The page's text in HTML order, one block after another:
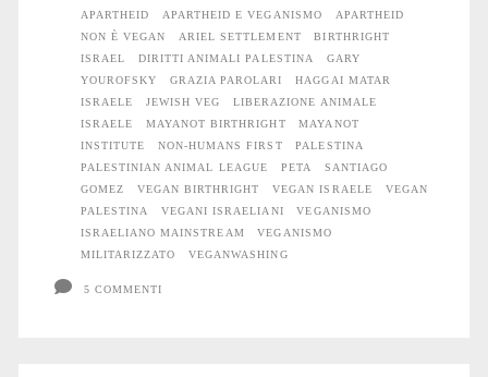
APARTHEID
APARTHEID E VEGANISMO
APARTHEID
NON È VEGAN
ARIEL SETTLEMENT
BIRTHRIGHT
ISRAEL
DIRITTI ANIMALI PALESTINA
GARY
YOUROFSKY
GRAZIA PAROLARI
HAGGAI MATAR
ISRAELE
JEWISH VEG
LIBERAZIONE ANIMALE
ISRAELE
MAYANOT BIRTHRIGHT
MAYANOT
INSTITUTE
NON-HUMANS FIRST
PALESTINA
PALESTINIAN ANIMAL LEAGUE
PETA
SANTIAGO
GOMEZ
VEGAN BIRTHRIGHT VEGAN ISRAELE
VEGAN
PALESTINA
VEGANI ISRAELIANI
VEGANISMO
ISRAELIANO MAINSTREAM
VEGANISMO
MILITARIZZATO
VEGANWASHING
5 COMMENTI